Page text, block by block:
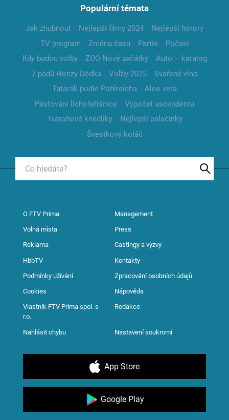
Populární témata
Jak zhubnout Nejlepší filmy 2024
Nejlepší horory
TV program
Změna času Partie
Počasí
Kdy budou volby
ZOO Nové začátky
Auto – katalog
7 pádů Honzy Dědka
Volby 2025
Svařené víno
Tatarák podle Pohlreicha
Aloe vera
Pěstování lichořeřišnice
Výpočet ascendentu
Tvarohové knedlíky
Nejlepší palačinky
Švestkový koláč
O FTV Prima Management
Volná místa Press
Reklama Castingy a výzvy
HbbTV Kontakty
Podmínky užívání Zpracování osobních údajů
Cookies Nápověda
Vlastník FTV Prima spol. s
r.o.
Redakce
Nahlásit chybu Nastavení soukromí
App Store
Google Play